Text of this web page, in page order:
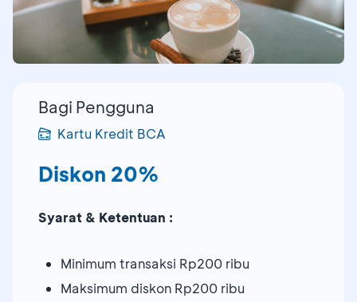
Bagi Pengguna
Kartu Kredit BCA
Diskon 20%
Syarat & Ketentuan :
Minimum transaksi Rp200 ribu
Maksimum diskon Rp200 ribu